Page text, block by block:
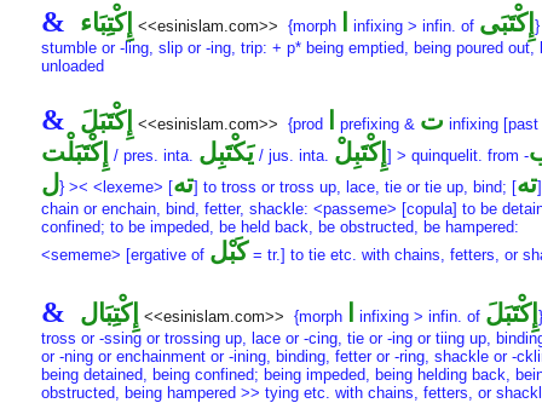
& إِكْتِبَاء <<esinislam.com>> {morph infixing > infin. of إِكْتَبَى
stumble or -ling, slip or -ing, trip: + p* being emptied, being poured out,
unloaded
& إِكْتَبَلَ <<esinislam.com>> {prod prefixing & ت infixing [past
إِكْتَبَلْت / pres. inta. يَكْتَبِل / jus. inta. إِكْتَبِلْ ] > quinquelit. from -
ل} >< <lexeme> [ته] to tross or tross up, lace, tie or tie up, bind; [ته
chain or enchain, bind, fetter, shackle: <passeme> [copula] to be
confined; to be impeded, be held back, be obstructed, be hampered:
<sememe> [ergative of كَبْل = tr.] to tie etc. with chains, fetters, or
& إِكْتِبَال <<esinislam.com>> {morph infixing > infin. of إِكْتَبَلَ
tross or -ssing or trossing up, lace or -cing, tie or -ing or tiing up,
or -ning or enchainment or -ining, binding, fetter or -ring, shackle or -
being detained, being confined; being impeded, being helding back,
obstructed, being hampered >> tying etc. with chains, fetters, or